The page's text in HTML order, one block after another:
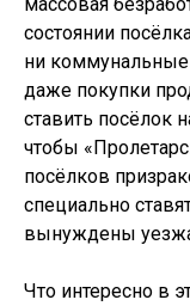
состоянии
ни коммунальные
даже покупки
ставить посёлок
чтобы
посёлков
специально
вынуждены
Что интересно в